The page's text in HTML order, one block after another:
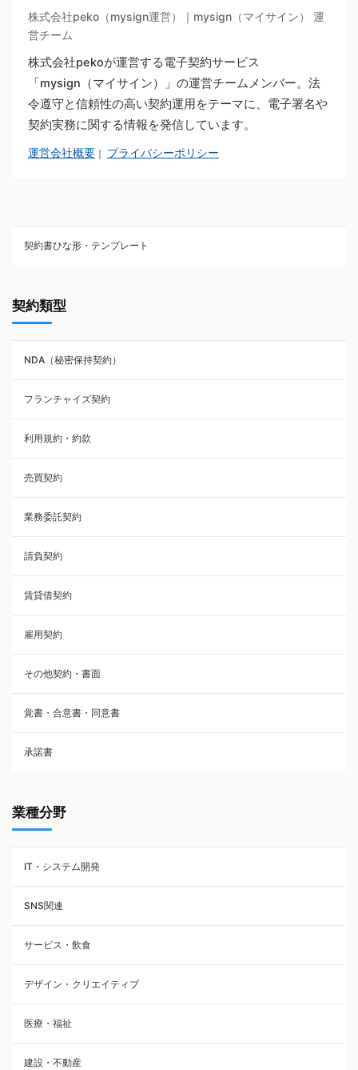
株式会社peko（mysign運営）｜mysign（マイサイン） 運
営チーム
株式会社pekoが運営する電子契約サービス
「mysign（マイサイン）」の運営チームメンバー。法
令遵守と信頼性の高い契約運用をテーマに、電子署名や
契約実務に関する情報を発信しています。
運営会社概要 ｜ プライバシーポリシー
契約書ひな形・テンプレート
NDA（秘密保持契約）
業務委託契約
利用規約・約款
覚書・合意書・同意書
承諾書
雇用契約
その他契約・書面
売買契約
株主総会議事録・関連書類
請負契約
フランチャイズ契約
賃貸借契約
契約類型
NDA（秘密保持契約）
フランチャイズ契約
利用規約・約款
売買契約
業務委託契約
請負契約
賃貸借契約
雇用契約
その他契約・書面
覚書・合意書・同意書
承諾書
業種分野
IT・システム開発
SNS関連
サービス・飲食
デザイン・クリエイティブ
医療・福祉
建設・不動産